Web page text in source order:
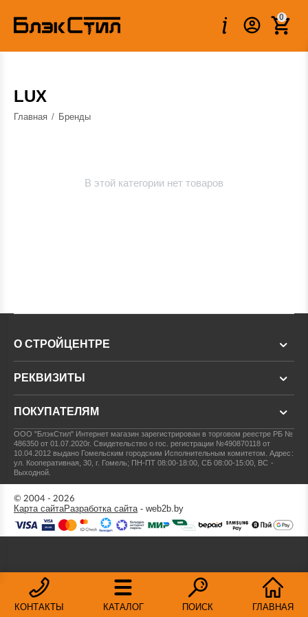
0
LUX
Главная / Бренды
В этой категории нет товаров
КОНТАКТЫ КАТАЛОГ ПОИСК ГЛАВНАЯ
О СТРОЙЦЕНТРЕ
РЕКВИЗИТЫ
ПОКУПАТЕЛЯМ
ООО "БлэкСтил" Интернет магазин зарегистрирован в торговом реестре РБ №
486350 от 01.07.2020г.Свидетельство о гос. регистрации №490870118 от
10.04.2012 выдано Гомельским городским Исполнительным комитетом.Адрес:
ул. Кооперативная, 30, г. Гомель; ПН-ПТ 08:00-18:00, СБ 08:00-15:00, ВС -
Выходной.
© 2004 - 2026
Карта сайтаРазработка сайта- web2b.by